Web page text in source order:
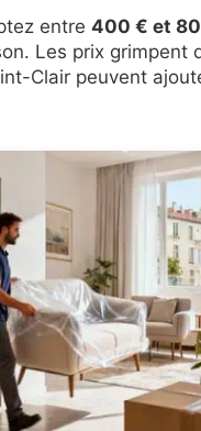
entre 400 € et
Les prix grimpent
Clair peuvent